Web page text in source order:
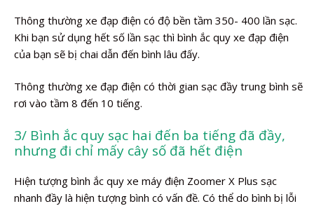
Thông thường xe đạp điện có độ bền tầm 350- 400 lần sạc.
Khi bạn sử dụng hết số lần sạc thì bình ắc quy xe đạp điện
của bạn sẽ bị chai dẫn đến bình lâu đấy.
Thông thường xe đạp điện có thời gian sạc đầy trung bình sẽ
rơi vào tầm 8 đến 10 tiếng.
3/ Bình ắc quy sạc hai đến ba tiếng đã đầy,
nhưng đi chỉ mấy cây số đã hết điện
Hiện tượng bình ắc quy xe máy điện Zoomer X Plus sạc
nhanh đầy là hiện tượng bình có vấn đề. Có thể do bình bị lỗi